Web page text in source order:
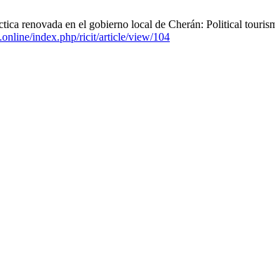
renovada en el gobierno local de Cherán: Political
index.php/ricit/article/view/104